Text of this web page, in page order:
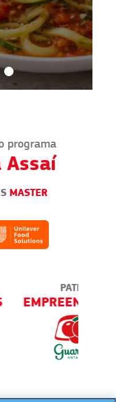
programa
Assaí
MASTER
PRÁTICA